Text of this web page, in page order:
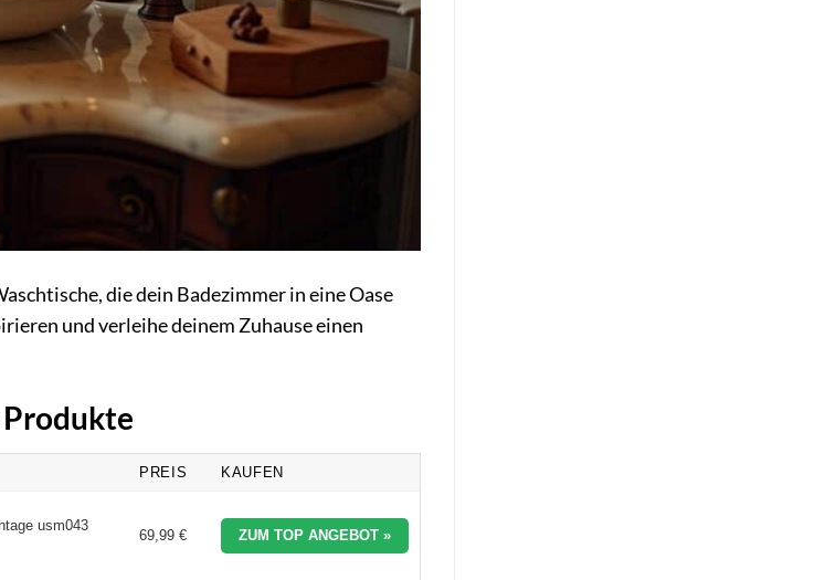
die dein Badezimmer in eine Oase
und verleihe deinem Zuhause einen
PREIS KAUFEN
usm043
69,99 € ZUM TOP ANGEBOT »